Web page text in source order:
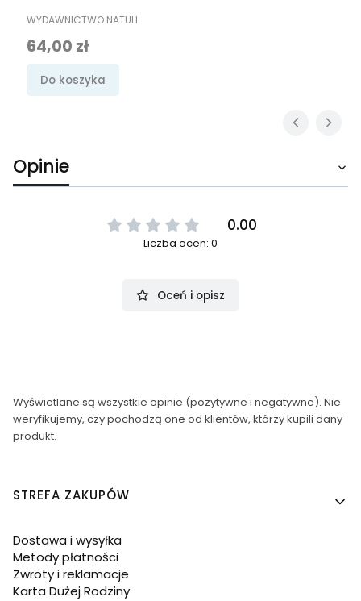
PRODUCENT
WYDAWNICTWO NATULI
Cena
64,00 zł
Do koszyka
Opinie
0.00
Liczba ocen: 0
Oceń i opisz
Wyświetlane są wszystkie opinie (pozytywne i negatywne). Nie
weryfikujemy, czy pochodzą one od klientów, którzy kupili dany
produkt.
Linki w stopce
STREFA ZAKUPÓW
Dostawa i wysyłka
Metody płatności
Zwroty i reklamacje
Karta Dużej Rodziny